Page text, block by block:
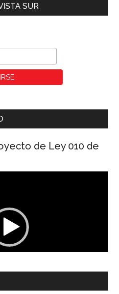
SUR
de Ley 010 de
01:04
Presidenta Corporación